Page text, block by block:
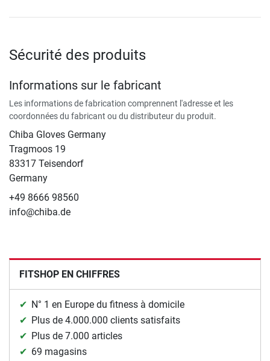
Sécurité des produits
Informations sur le fabricant
Les informations de fabrication comprennent l'adresse et les
coordonnées du fabricant ou du distributeur du produit.
Chiba Gloves Germany
Tragmoos 19
83317 Teisendorf
Germany
+49 8666 98560
info@chiba.de
FITSHOP EN CHIFFRES
N° 1 en Europe du fitness à domicile
Plus de 4.000.000 clients satisfaits
Plus de 7.000 articles
69 magasins